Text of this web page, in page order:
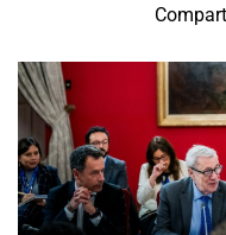
Subsecretaría de
Internacionales
Sala de prensa